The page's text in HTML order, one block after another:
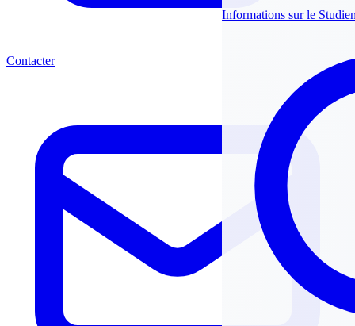
Informations sur le
Contacter